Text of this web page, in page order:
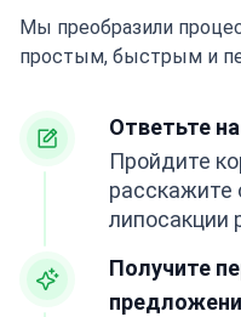
Мы преобразили
простым, быстрым и
Ответьте
Пройдите
расскажите
липосакции
Получите